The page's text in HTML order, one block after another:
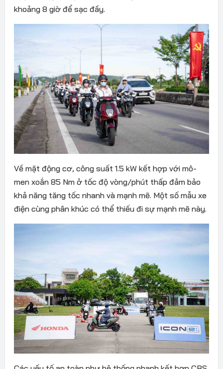
khoảng 8 giờ để sạc đầy.
Về mặt động cơ, công suất 1.5 kW kết hợp với mô-
men xoắn 85 Nm ở tốc độ vòng/phút thấp đảm bảo
khả năng tăng tốc nhanh và mạnh mẽ. Một số mẫu xe
điện cùng phân khúc có thể thiếu đi sự mạnh mẽ này.